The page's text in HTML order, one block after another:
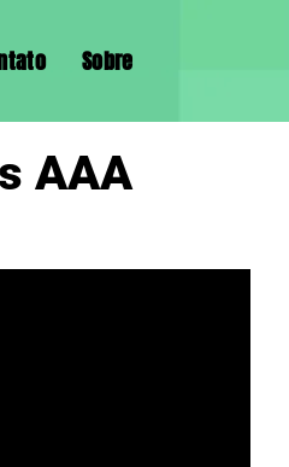
Sobre
AAA